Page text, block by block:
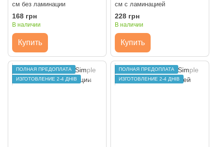
см без ламинации
168 грн
В наличии
Купить
см с ламинацией
228 грн
В наличии
Купить
ПОЛНАЯ ПРЕДОПЛАТА
ИЗГОТОВЛЕНИЕ 2-4 ДНІВ
ПОЛНАЯ ПРЕДОПЛАТА
ИЗГОТОВЛЕНИЕ 2-4 ДНІВ